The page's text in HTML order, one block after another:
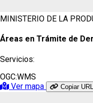
MINISTERIO DE LA
Áreas en Trámite de
Servicios:
OGC:WMS
Ver mapa
Copiar